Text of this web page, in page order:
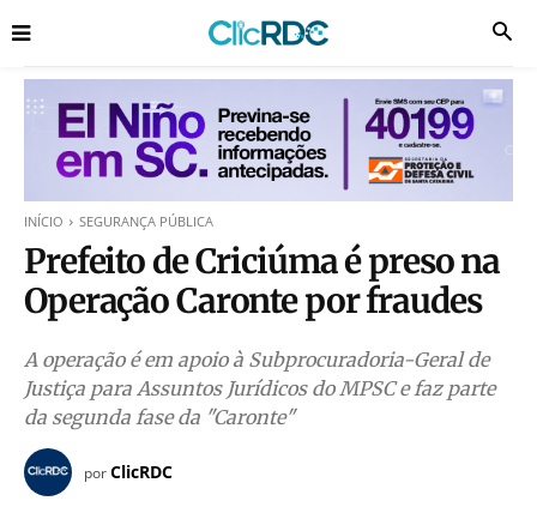
INÍCIO SEGURANÇA PÚBLICA
Prefeito de Criciúma é preso na
Operação Caronte por fraudes
A operação é em apoio à Subprocuradoria-Geral de
Justiça para Assuntos Jurídicos do MPSC e faz parte
da segunda fase da "Caronte"
porClicRDC